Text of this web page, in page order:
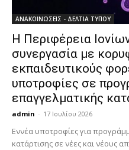
ΑΝΑΚΟΙΝΩΣΕΙΣ - ΔΕΛΤΙΑ ΤΥΠΟΥ
Η Περιφέρεια
συνεργασία με
εκπαιδευτικούς
υποτροφίες σε
επαγγελματικής
admin - 17 Ιουλίου 2026
Εννέα υποτροφίες για
κατάρτισης σε νέες και νέους